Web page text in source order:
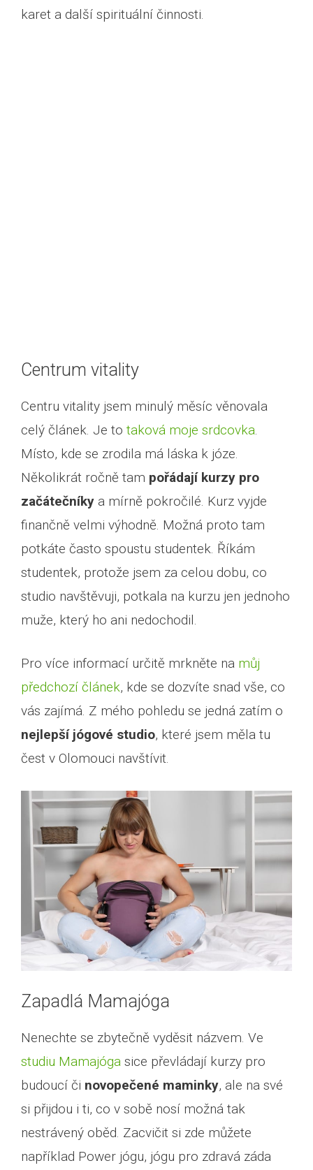
karet a další spirituální činnosti.
Centrum vitality
Centru vitality jsem minulý měsíc věnovala
celý článek. Je to taková moje srdcovka.
Místo, kde se zrodila má láska k józe.
Několikrát ročně tam pořádají kurzy pro
začátečníky a mírně pokročilé. Kurz vyjde
finančně velmi výhodně. Možná proto tam
potkáte často spoustu studentek. Říkám
studentek, protože jsem za celou dobu, co
studio navštěvuji, potkala na kurzu jen jednoho
muže, který ho ani nedochodil.
Pro více informací určitě mrkněte na můj
předchozí článek, kde se dozvíte snad vše, co
vás zajímá. Z mého pohledu se jedná zatím o
nejlepší jógové studio, které jsem měla tu
čest v Olomouci navštívit.
Zapadlá Mamajóga
Nenechte se zbytečně vyděsit názvem. Ve
studiu Mamajóga sice převládají kurzy pro
budoucí či novopečené maminky, ale na své
si přijdou i ti, co v sobě nosí možná tak
nestrávený oběd. Zacvičit si zde můžete
například Power jógu, jógu pro zdravá záda